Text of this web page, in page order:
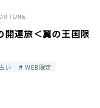
開運旅＜翼の王国限
い WEB限定